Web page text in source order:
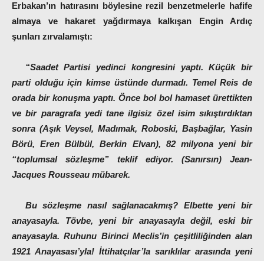
Erbakan’ın hatırasını böylesine rezil benzetmelerle hafife
almaya ve hakaret yağdırmaya kalkışan Engin Ardıç
şunları zırvalamıştı:
“Saadet Partisi yedinci kongresini yaptı. Küçük bir
parti olduğu için kimse üstünde durmadı. Temel Reis de
orada bir konuşma yaptı. Önce bol bol hamaset ürettikten
ve bir paragrafa yedi tane ilgisiz özel isim sıkıştırdıktan
sonra (Aşık Veysel, Madımak, Roboski, Başbağlar, Yasin
Börü, Eren Bülbül, Berkin Elvan), 82 milyona yeni bir
“toplumsal sözleşme” teklif ediyor. (Sanırsın) Jean-
Jacques Rousseau mübarek.
Bu sözleşme nasıl sağlanacakmış? Elbette yeni bir
anayasayla. Tövbe, yeni bir anayasayla değil, eski bir
anayasayla. Ruhunu Birinci Meclis’in çeşitliliğinden alan
1921 Anayasası’yla! İttihatçılar’la sarıklılar arasında yeni